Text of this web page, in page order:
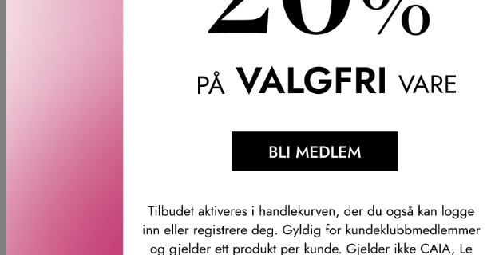
* Basert på klinisk testing på 31 kvinner etter en påføring.
** In vitro-testing utført etter 24 timer.
En effektiv emulsjon beriket med Reishi-sopp og tindved for å redusere rødhet og gi
med avansert destressteknologi. Beskytter mot frie radikaler for å fremme silkemyk og
Siden 1990 har Origins dedikert seg til å ivareta både din huds velvære og vår planet.
deres bevisste produksjonsmetoder. Hver gang du velger Origins, støtter du deres
skogplantingsinitiativer som hjelper til med å gjenopprette og bevare Origins